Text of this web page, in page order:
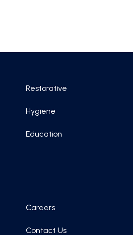
Restorative
Hygiene
Education
Careers
Contact Us